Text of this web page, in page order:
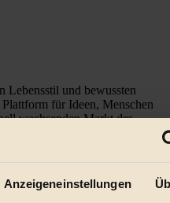
Anzeigeneinstellungen
Lebensstil und bewussten
für Ideen, Menschen
wachsenden Markt des